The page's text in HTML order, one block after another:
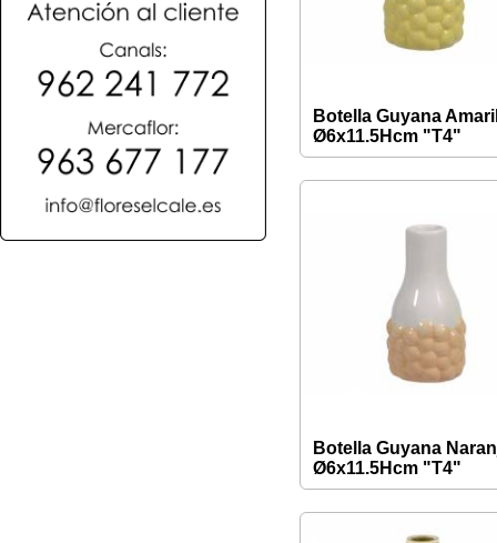
Botella Guyana
Ø6x11.5Hcm "T4"
Botella Guyana
Ø6x11.5Hcm "T4"